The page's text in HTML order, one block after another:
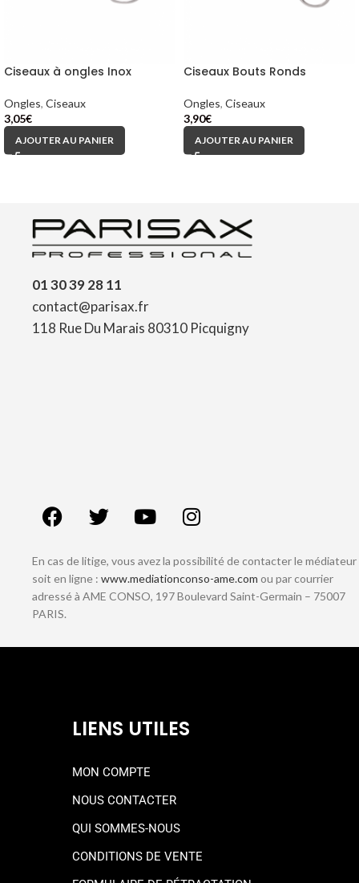
Ciseaux à ongles Inox
Ongles, Ciseaux
3,05€
AJOUTER AU PANIER
Ciseaux Bouts Ronds
Ongles, Ciseaux
3,90€
AJOUTER AU PANIER
01 30 39 28 11
contact@parisax.fr
118 Rue Du Marais 80310 Picquigny
En cas de litige, vous avez la possibilité de contacter le médiateur
soit en ligne : www.mediationconso-ame.com ou par courrier
adressé à AME CONSO, 197 Boulevard Saint-Germain – 75007
PARIS.
LIENS UTILES
MON COMPTE
NOUS CONTACTER
QUI SOMMES-NOUS
CONDITIONS DE VENTE